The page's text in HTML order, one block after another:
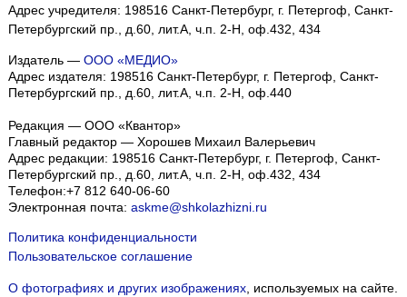
Адрес учредителя: 198516 Санкт-Петербург, г. Петергоф, Санкт-
Петербургский пр., д.60, лит.А, ч.п. 2-Н, оф.432, 434
Издатель — ООО «МЕДИО»
Адрес издателя: 198516 Санкт-Петербург, г. Петергоф, Санкт-
Петербургский пр., д.60, лит.А, ч.п. 2-Н, оф.440
Редакция — ООО «Квантор»
Главный редактор — Хорошев Михаил Валерьевич
Адрес редакции: 198516 Санкт-Петербург, г. Петергоф, Санкт-
Петербургский пр., д.60, лит.А, ч.п. 2-Н, оф.432, 434
Телефон:+7 812 640-06-60
Электронная почта: askme@shkolazhizni.ru
Политика конфиденциальности
Пользовательское соглашение
О фотографиях и других изображениях, используемых на сайте.